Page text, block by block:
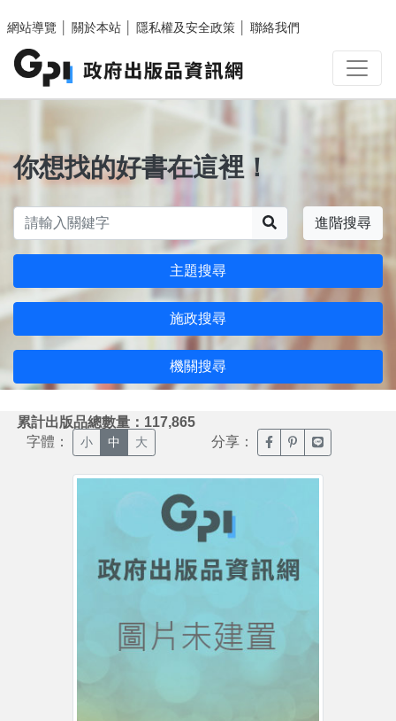
網站導覽
關於本站 隱私權及安全政策 聯絡我們
你想找的好書在這裡！
進階搜尋
主題搜尋
施政搜尋
機關搜尋
累計出版品總數量：117,865
字體： 小 中 大 分享： 臉書分享(另開新視窗)
噗浪分享(另開新
Line分享(另